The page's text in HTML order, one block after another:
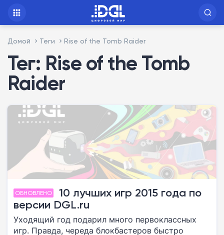
Домой Теги Rise of the Tomb Raider
Тег: Rise of the Tomb
Raider
ОБНОВЛЕНО
10 лучших игр 2015 года по
версии DGL.ru
Уходящий год подарил много первоклассных
игр. Правда, череда блокбастеров быстро